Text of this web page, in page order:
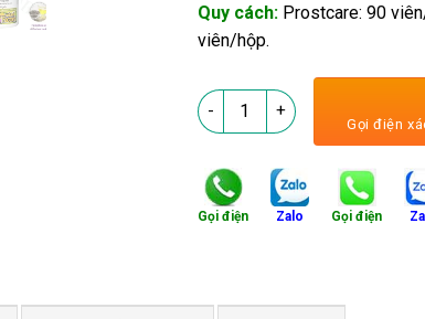
Quy cách: Prostcare: 90
viên/hộp.
PyLoRo - Đưa Kích Thước Phì
Gọi điện
Gọi điện Zalo Gọi điện